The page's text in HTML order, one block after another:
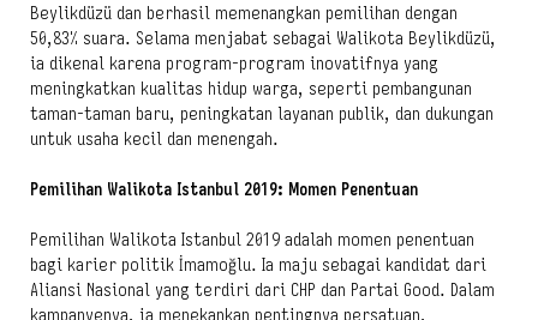
Beylikdüzü dan berhasil memenangkan pemilihan dengan
50,83% suara. Selama menjabat sebagai Walikota Beylikdüzü,
ia dikenal karena program-program inovatifnya yang
meningkatkan kualitas hidup warga, seperti pembangunan
taman-taman baru, peningkatan layanan publik, dan dukungan
untuk usaha kecil dan menengah.
Pemilihan Walikota Istanbul 2019: Momen Penentuan
Pemilihan Walikota Istanbul 2019 adalah momen penentuan
bagi karier politik İmamoğlu. Ia maju sebagai kandidat dari
Aliansi Nasional yang terdiri dari CHP dan Partai Good. Dalam
kampanyenya, ia menekankan pentingnya persatuan,